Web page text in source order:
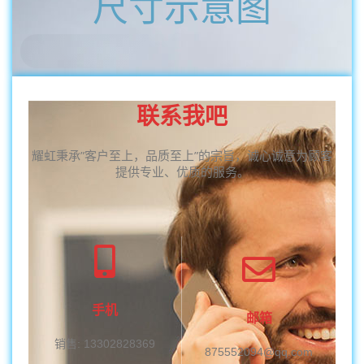
联系我吧
耀虹秉承”客户至上，品质至上”的宗旨，诚心诚意为顾客
提供专业、优质的服务。
手机
销售: 13302828369
邮箱
875552094@qq.com